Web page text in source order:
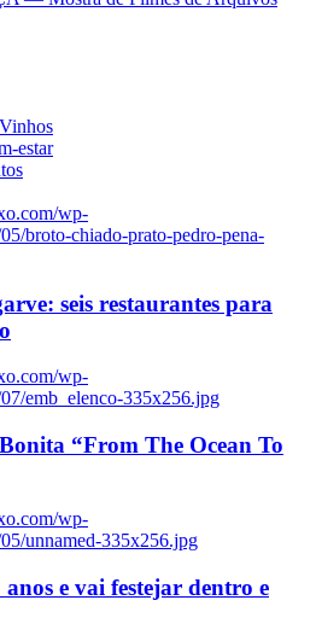
estar
wp-
broto-chiado-prato-pedro-pena-
seis restaurantes para
wp-
emb_elenco-335x256.jpg
“From The Ocean To
wp-
unnamed-335x256.jpg
e vai festejar dentro e